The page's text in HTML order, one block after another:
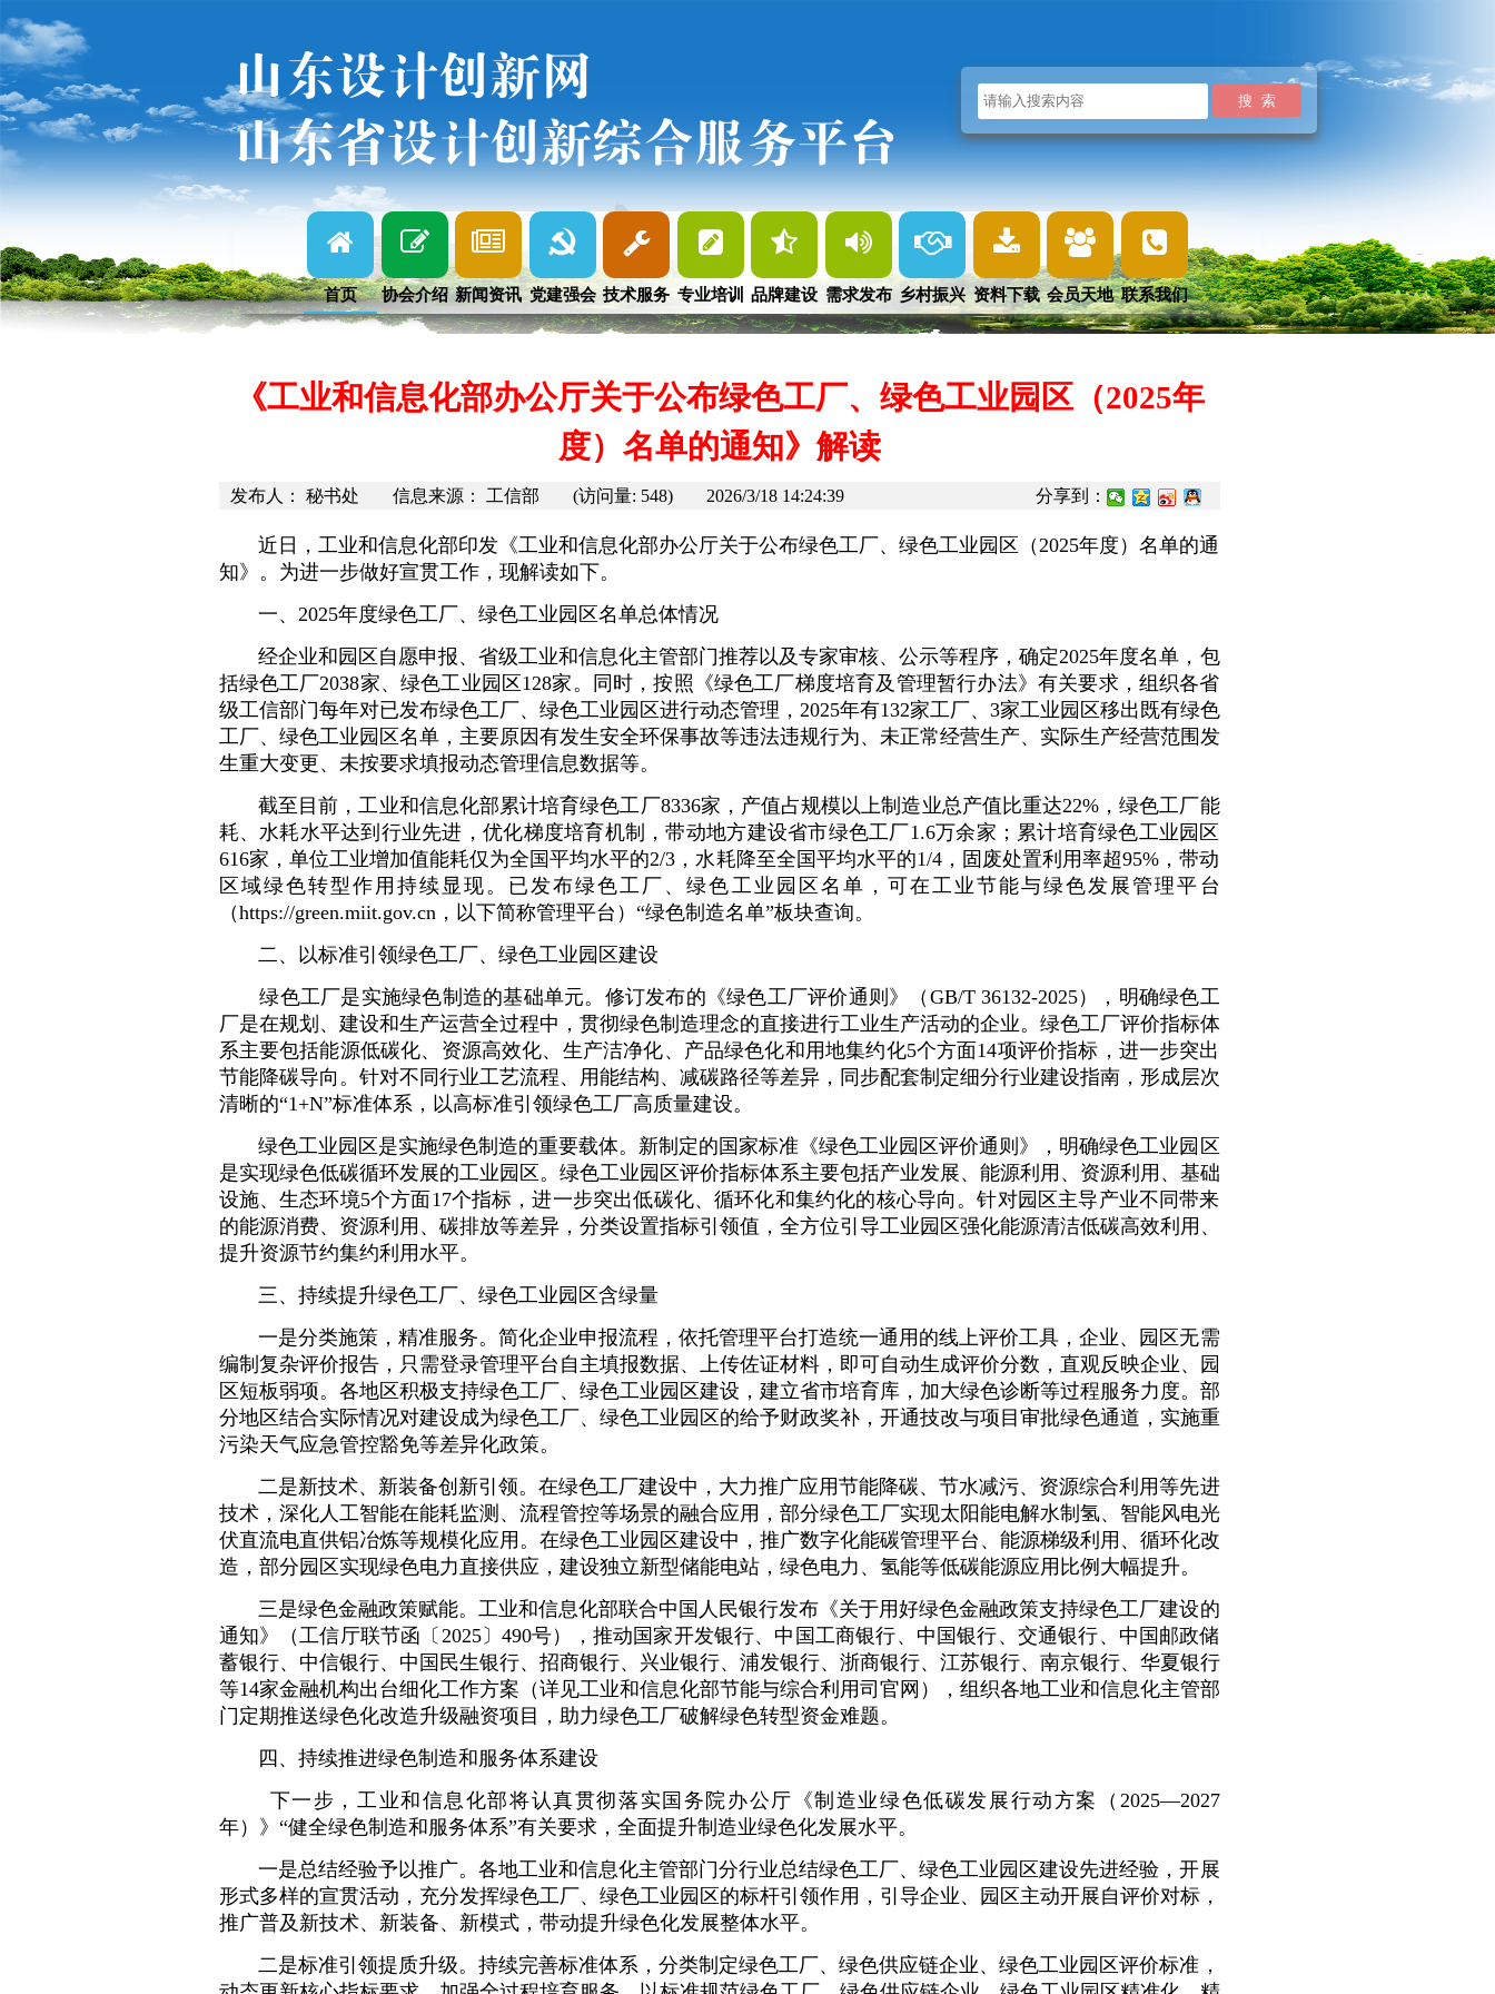
山东设计创新网
山东省设计创新综合服务平台
首页 协会介绍 新闻资讯 党建强会 技术服务 专业培训 品牌建设 需求发布 乡村振兴 资料下载 会员天地 联系我们
《工业和信息化部办公厅关于公布绿色工厂、绿色工业园区（2025年
度）名单的通知》解读
发布人： 秘书处 信息来源： 工信部 (访问量: 548) 2026/3/18 14:24:39 分享到：
近日，工业和信息化部印发《工业和信息化部办公厅关于公布绿色工厂、绿色工业园区（2025年度）名单的通
知》。为进一步做好宣贯工作，现解读如下。
一、2025年度绿色工厂、绿色工业园区名单总体情况
经企业和园区自愿申报、省级工业和信息化主管部门推荐以及专家审核、公示等程序，确定2025年度名单，包
括绿色工厂2038家、绿色工业园区128家。同时，按照《绿色工厂梯度培育及管理暂行办法》有关要求，组织各省
级工信部门每年对已发布绿色工厂、绿色工业园区进行动态管理，2025年有132家工厂、3家工业园区移出既有绿色
工厂、绿色工业园区名单，主要原因有发生安全环保事故等违法违规行为、未正常经营生产、实际生产经营范围发
生重大变更、未按要求填报动态管理信息数据等。
截至目前，工业和信息化部累计培育绿色工厂8336家，产值占规模以上制造业总产值比重达22%，绿色工厂能
耗、水耗水平达到行业先进，优化梯度培育机制，带动地方建设省市绿色工厂1.6万余家；累计培育绿色工业园区
616家，单位工业增加值能耗仅为全国平均水平的2/3，水耗降至全国平均水平的1/4，固废处置利用率超95%，带动
区域绿色转型作用持续显现。已发布绿色工厂、绿色工业园区名单，可在工业节能与绿色发展管理平台
（https://green.miit.gov.cn，以下简称管理平台）“绿色制造名单”板块查询。
二、以标准引领绿色工厂、绿色工业园区建设
绿色工厂是实施绿色制造的基础单元。修订发布的《绿色工厂评价通则》（GB/T 36132-2025），明确绿色工
厂是在规划、建设和生产运营全过程中，贯彻绿色制造理念的直接进行工业生产活动的企业。绿色工厂评价指标体
系主要包括能源低碳化、资源高效化、生产洁净化、产品绿色化和用地集约化5个方面14项评价指标，进一步突出
节能降碳导向。针对不同行业工艺流程、用能结构、减碳路径等差异，同步配套制定细分行业建设指南，形成层次
清晰的“1+N”标准体系，以高标准引领绿色工厂高质量建设。
绿色工业园区是实施绿色制造的重要载体。新制定的国家标准《绿色工业园区评价通则》，明确绿色工业园区
是实现绿色低碳循环发展的工业园区。绿色工业园区评价指标体系主要包括产业发展、能源利用、资源利用、基础
设施、生态环境5个方面17个指标，进一步突出低碳化、循环化和集约化的核心导向。针对园区主导产业不同带来
的能源消费、资源利用、碳排放等差异，分类设置指标引领值，全方位引导工业园区强化能源清洁低碳高效利用、
提升资源节约集约利用水平。
三、持续提升绿色工厂、绿色工业园区含绿量
一是分类施策，精准服务。简化企业申报流程，依托管理平台打造统一通用的线上评价工具，企业、园区无需
编制复杂评价报告，只需登录管理平台自主填报数据、上传佐证材料，即可自动生成评价分数，直观反映企业、园
区短板弱项。各地区积极支持绿色工厂、绿色工业园区建设，建立省市培育库，加大绿色诊断等过程服务力度。部
分地区结合实际情况对建设成为绿色工厂、绿色工业园区的给予财政奖补，开通技改与项目审批绿色通道，实施重
污染天气应急管控豁免等差异化政策。
二是新技术、新装备创新引领。在绿色工厂建设中，大力推广应用节能降碳、节水减污、资源综合利用等先进
技术，深化人工智能在能耗监测、流程管控等场景的融合应用，部分绿色工厂实现太阳能电解水制氢、智能风电光
伏直流电直供铝冶炼等规模化应用。在绿色工业园区建设中，推广数字化能碳管理平台、能源梯级利用、循环化改
造，部分园区实现绿色电力直接供应，建设独立新型储能电站，绿色电力、氢能等低碳能源应用比例大幅提升。
三是绿色金融政策赋能。工业和信息化部联合中国人民银行发布《关于用好绿色金融政策支持绿色工厂建设的
通知》（工信厅联节函〔2025〕490号），推动国家开发银行、中国工商银行、中国银行、交通银行、中国邮政储
蓄银行、中信银行、中国民生银行、招商银行、兴业银行、浦发银行、浙商银行、江苏银行、南京银行、华夏银行
等14家金融机构出台细化工作方案（详见工业和信息化部节能与综合利用司官网），组织各地工业和信息化主管部
门定期推送绿色化改造升级融资项目，助力绿色工厂破解绿色转型资金难题。
四、持续推进绿色制造和服务体系建设
下一步，工业和信息化部将认真贯彻落实国务院办公厅《制造业绿色低碳发展行动方案（2025—2027
年）》“健全绿色制造和服务体系”有关要求，全面提升制造业绿色化发展水平。
一是总结经验予以推广。各地工业和信息化主管部门分行业总结绿色工厂、绿色工业园区建设先进经验，开展
形式多样的宣贯活动，充分发挥绿色工厂、绿色工业园区的标杆引领作用，引导企业、园区主动开展自评价对标，
推广普及新技术、新装备、新模式，带动提升绿色化发展整体水平。
二是标准引领提质升级。持续完善标准体系，分类制定绿色工厂、绿色供应链企业、绿色工业园区评价标准，